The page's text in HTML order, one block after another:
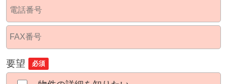
要望 必須